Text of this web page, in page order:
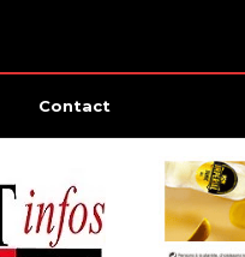
Contact